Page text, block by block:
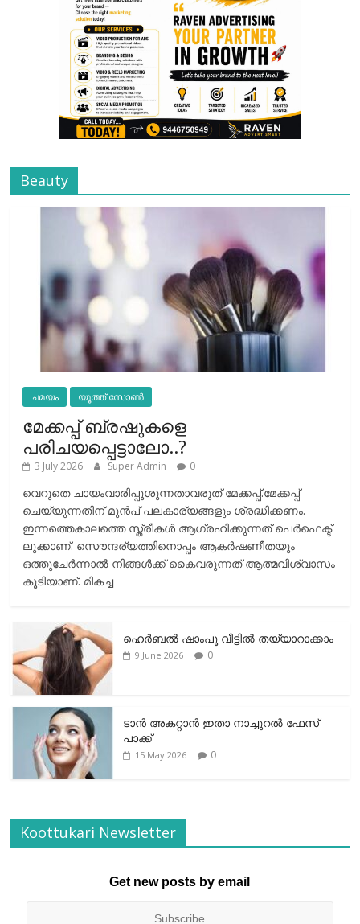
Beauty
ചമയം യൂത്ത് സോൺ
മേക്കപ്പ് ബ്രഷുകളെ
പരിചയപ്പെട്ടാലോ..?
3 July 2026 Super Admin 0
വെറുതെ ചായംവാരിപ്പൂശുന്നതാവരുത് മേക്കപ്പ്.മേക്കപ്പ്
ചെയ്യുന്നതിന് മുന്‍പ് പലകാര്യങ്ങളും ശ്രദ്ധിക്കണം.
ഇന്നത്തെകാലത്തെ സ്ത്രീകള്‍ ആഗ്രഹിക്കുന്നത് പെര്‍ഫെക്ട്
ലുക്കാണ്. സൌന്ദര്യത്തിനൊപ്പം ആകര്‍ഷണീതയും
ഒത്തുചേര്‍ന്നാല്‍ നിങ്ങള്‍ക്ക് കൈവരുന്നത് ആത്മവിശ്വാസം
കൂടിയാണ്. മികച്ച
ഹെര്‍ബല്‍ ഷാംപൂ വീട്ടില്‍ തയ്യാറാക്കാം
9 June 2026 0
ടാന്‍ അകറ്റാന്‍ ഇതാ നാച്ചുറല്‍ ഫേസ്
പാക്ക്
15 May 2026 0
Koottukari Newsletter
Get new posts by email